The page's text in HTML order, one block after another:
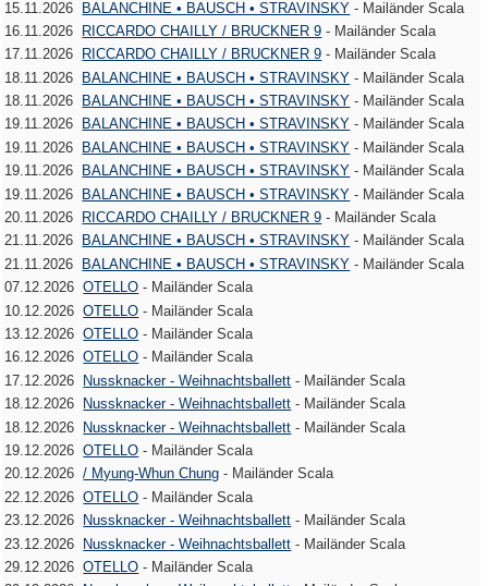
15.11.2026 BALANCHINE • BAUSCH • STRAVINSKY - Mailänder Scala
16.11.2026
RICCARDO CHAILLY / BRUCKNER 9 - Mailänder Scala
17.11.2026
RICCARDO CHAILLY / BRUCKNER 9 - Mailänder Scala
18.11.2026 BALANCHINE • BAUSCH • STRAVINSKY - Mailänder Scala
18.11.2026
BALANCHINE • BAUSCH • STRAVINSKY - Mailänder Scala
19.11.2026
BALANCHINE • BAUSCH • STRAVINSKY - Mailänder Scala
19.11.2026
BALANCHINE • BAUSCH • STRAVINSKY - Mailänder Scala
19.11.2026
BALANCHINE • BAUSCH • STRAVINSKY - Mailänder Scala
19.11.2026 BALANCHINE • BAUSCH • STRAVINSKY - Mailänder Scala
20.11.2026
RICCARDO CHAILLY / BRUCKNER 9 - Mailänder Scala
21.11.2026
BALANCHINE • BAUSCH • STRAVINSKY - Mailänder Scala
21.11.2026
BALANCHINE • BAUSCH • STRAVINSKY - Mailänder Scala
07.12.2026OTELLO - Mailänder Scala
10.12.2026OTELLO - Mailänder Scala
13.12.2026OTELLO - Mailänder Scala
16.12.2026OTELLO - Mailänder Scala
17.12.2026
Nussknacker - Weihnachtsballett - Mailänder Scala
18.12.2026
Nussknacker - Weihnachtsballett - Mailänder Scala
18.12.2026 Nussknacker - Weihnachtsballett - Mailänder Scala
19.12.2026OTELLO - Mailänder Scala
20.12.2026/ Myung-Whun Chung - Mailänder Scala
22.12.2026OTELLO - Mailänder Scala
23.12.2026
Nussknacker - Weihnachtsballett - Mailänder Scala
23.12.2026 Nussknacker - Weihnachtsballett - Mailänder Scala
29.12.2026OTELLO - Mailänder Scala